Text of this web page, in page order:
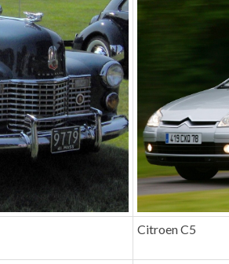
Citroen C5